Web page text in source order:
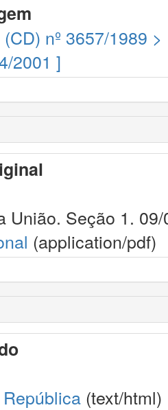
nº 3657/1989
2001 ]
União. Seção 1.
(application/pdf)
(text/html)